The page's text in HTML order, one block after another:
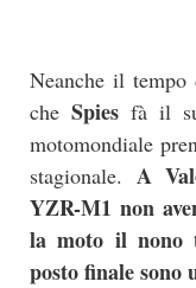
Neanche il
che Spies fà il
motomondiale
stagionale. A
YZR-M1 non
la moto il nono
posto finale sono